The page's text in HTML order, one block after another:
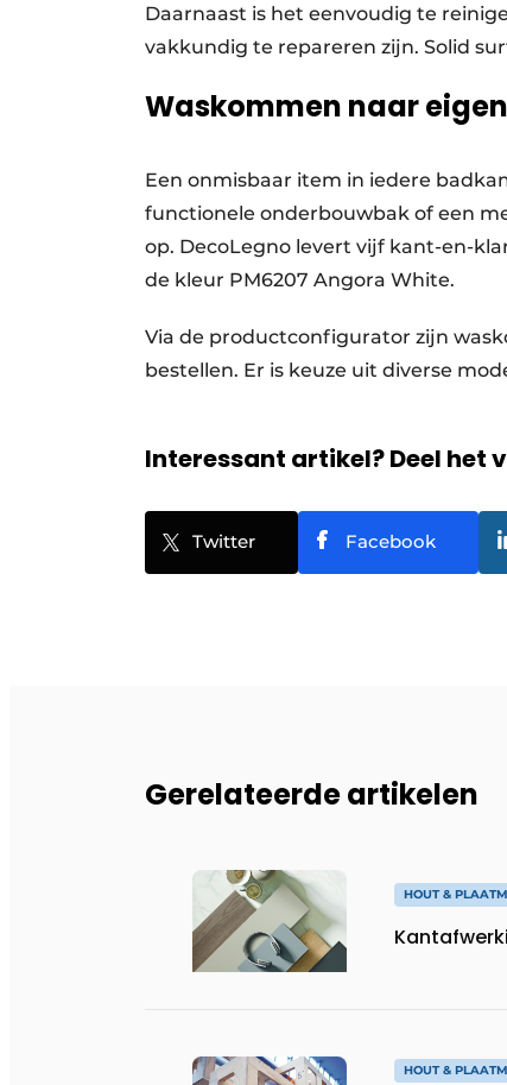
Daarnaast is het eenvoudig te
vakkundig te repareren zijn. Solid
Waskommen naar
Een onmisbaar item in iedere
functionele onderbouwbak of een
op. DecoLegno levert vijf kant-en-
de kleur PM6207 Angora White.
Via de productconfigurator zijn
bestellen. Er is keuze uit diverse
Interessant artikel? Deel het
Twitter Facebook
Gerelateerde artikelen
HOUT &
HOUT &